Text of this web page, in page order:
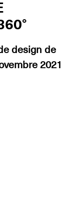
design de
2021